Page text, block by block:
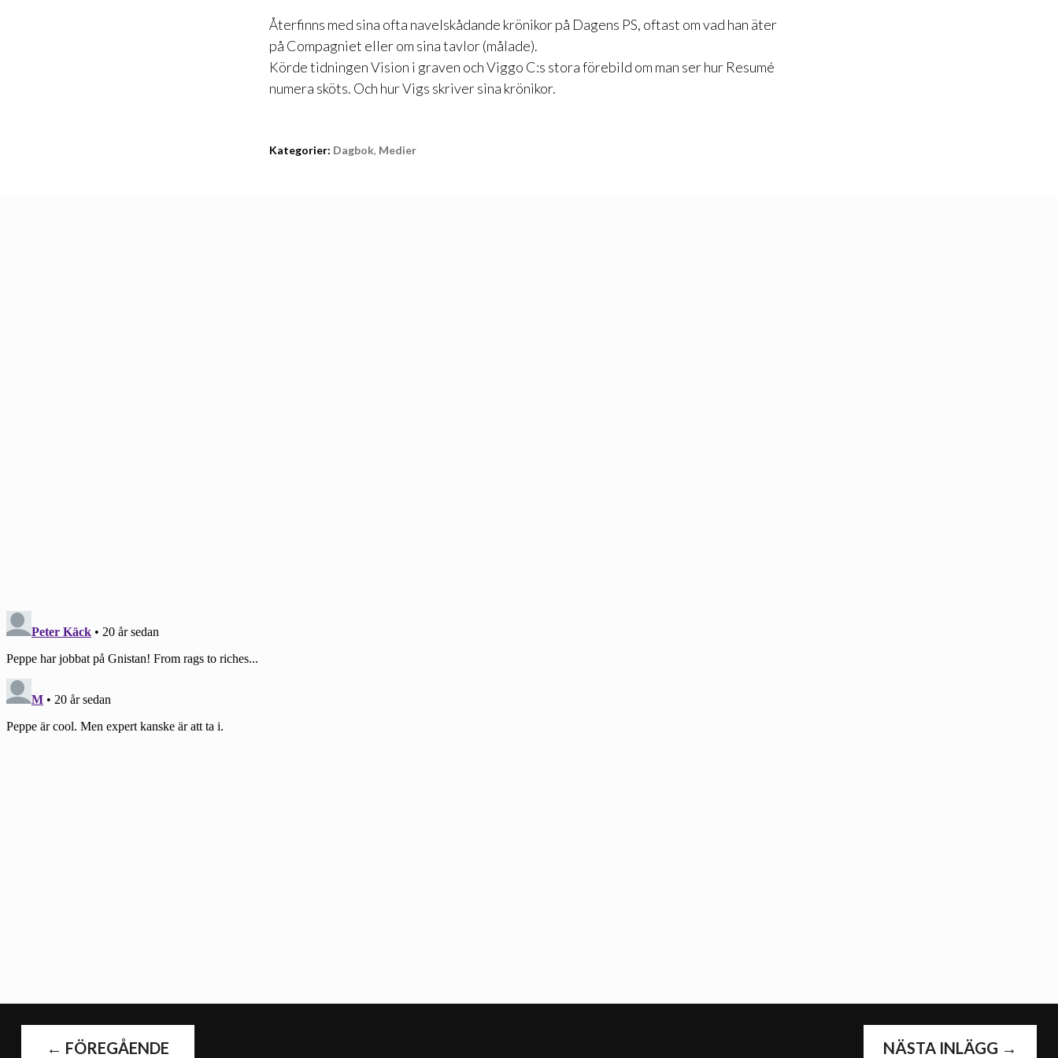
Återfinns med sina ofta navelskådande krönikor på Dagens PS, oftast om vad han äter
på Compagniet eller om sina tavlor (målade).
Körde tidningen Vision i graven och Viggo C:s stora förebild om man ser hur Resumé
numera sköts. Och hur Vigs skriver sina krönikor.
Kategorier: Dagbok, Medier
← FÖREGÅENDE NÄSTA INLÄGG →